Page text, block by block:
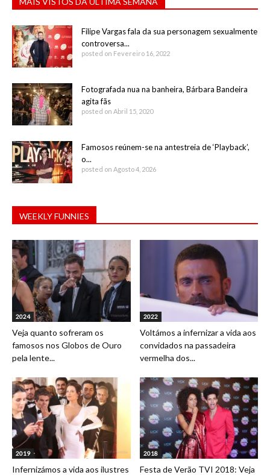
Filipe Vargas fala da sua personagem sexualmente
controversa...
posted on Fevereiro 16, 2022
Fotografada nua na banheira, Bárbara Bandeira
agita fãs
posted on Abril 15, 2020
Famosos reúnem-se na antestreia de ‘Playback’,
o...
posted on Agosto 4, 2026
WEEKLY FUNNIES
2024
Veja quanto sofreram os
famosos nos Globos de Ouro
pela lente...
2022
Voltámos a infernizar a vida aos
convidados na passadeira
vermelha dos...
2019
Infernizámos a vida aos ilustres
2018
Festa de Verão TVI 2018: Veja